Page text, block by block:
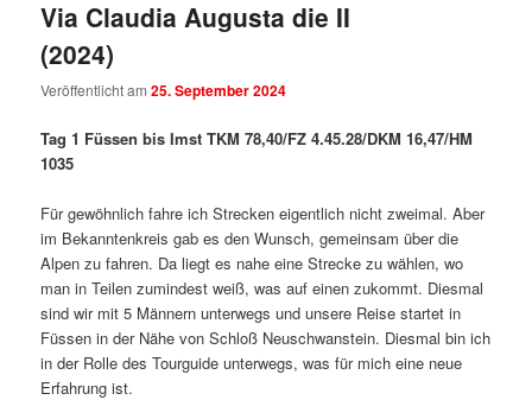
Via Claudia Augusta die II
(2024)
Veröffentlicht am25. September 2024
Tag 1 Füssen bis Imst TKM 78,40/FZ 4.45.28/DKM 16,47/HM
1035
Für gewöhnlich fahre ich Strecken eigentlich nicht zweimal. Aber
im Bekanntenkreis gab es den Wunsch, gemeinsam über die
Alpen zu fahren. Da liegt es nahe eine Strecke zu wählen, wo
man in Teilen zumindest weiß, was auf einen zukommt. Diesmal
sind wir mit 5 Männern unterwegs und unsere Reise startet in
Füssen in der Nähe von Schloß Neuschwanstein. Diesmal bin ich
in der Rolle des Tourguide unterwegs, was für mich eine neue
Erfahrung ist.